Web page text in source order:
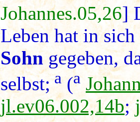
Johannes.05,26]
Leben hat in sich
Sohngegeben,
selbst;a(a
jl.ev06.002,14b;